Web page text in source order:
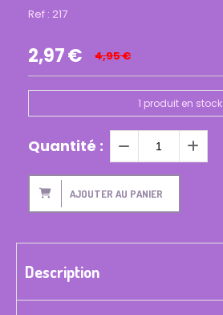
Ref : 217
2,97€ 4,95€
1 produit en stock
Quantité :
AJOUTER AU PANIER
Description